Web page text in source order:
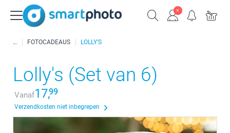
FOTOCADEAUS LOLLY'S
Lolly's (Set van 6)
Vanaf17,99
Verzendkosten niet inbegrepen